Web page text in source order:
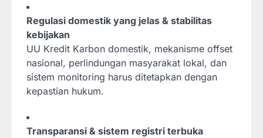
Regulasi domestik yang jelas & stabilitas
kebijakan
UU Kredit Karbon domestik, mekanisme offset
nasional, perlindungan masyarakat lokal, dan
sistem monitoring harus ditetapkan dengan
kepastian hukum.
Transparansi & sistem registri terbuka